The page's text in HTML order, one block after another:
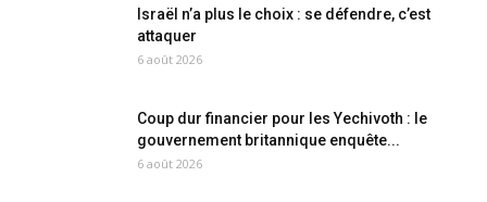
Israël n’a plus le choix : se défendre, c’est
attaquer
6 août 2026
Coup dur financier pour les Yechivoth : le
gouvernement britannique enquête...
6 août 2026